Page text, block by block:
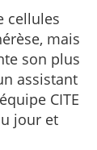
cellules
mais
son plus
assistant
CITE
jour et